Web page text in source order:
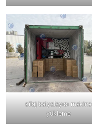
silaj balyalayıcı makine
yükleme